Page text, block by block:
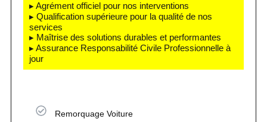
▸ Agrément officiel pour nos interventions
▸ Qualification supérieure pour la qualité de nos
services
▸ Maîtrise des solutions durables et performantes
▸ Assurance Responsabilité Civile Professionnelle à
jour
Remorquage Voiture